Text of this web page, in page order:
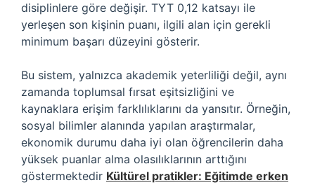
disiplinlere göre değişir. TYT 0,12 katsayı ile
yerleşen son kişinin puanı, ilgili alan için gerekli
minimum başarı düzeyini gösterir.
Bu sistem, yalnızca akademik yeterliliği değil, aynı
zamanda toplumsal fırsat eşitsizliğini ve
kaynaklara erişim farklılıklarını da yansıtır. Örneğin,
sosyal bilimler alanında yapılan araştırmalar,
ekonomik durumu daha iyi olan öğrencilerin daha
yüksek puanlar alma olasılıklarının arttığını
göstermektedir Kültürel pratikler: Eğitimde erken